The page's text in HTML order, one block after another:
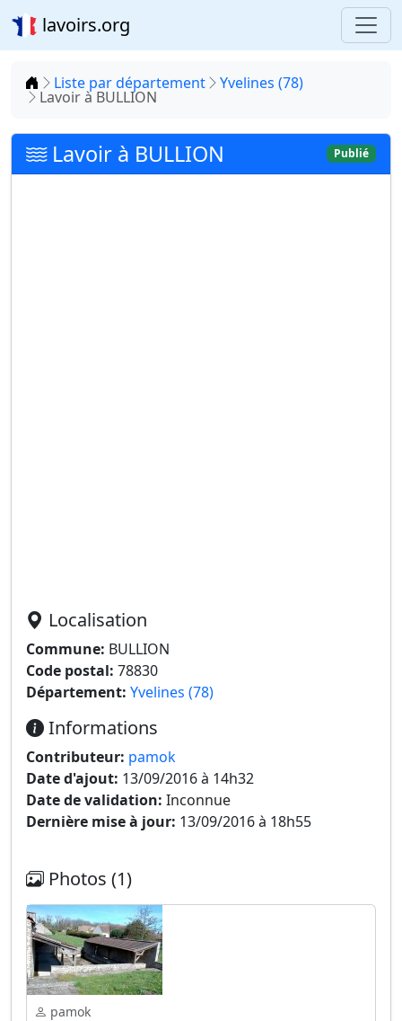
lavoirs.org
Accueil
Liste par département Yvelines (78)
Lavoir à BULLION
Lavoir à BULLION Publié
Localisation
Commune: BULLION
Code postal: 78830
Département: Yvelines (78)
Informations
Contributeur: pamok
Date d'ajout: 13/09/2016 à 14h32
Date de validation: Inconnue
Dernière mise à jour: 13/09/2016 à 18h55
Photos (1)
pamok